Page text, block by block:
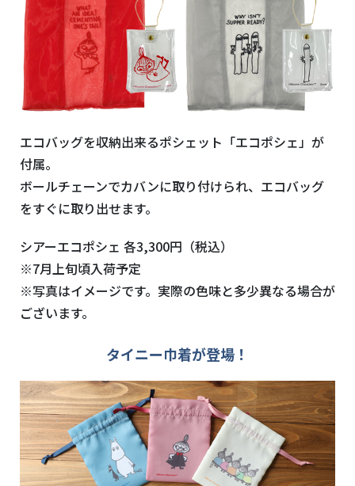
エコバッグを収納出来るポシェット「エコポシェ」が
付属。
ボールチェーンでカバンに取り付けられ、エコバッグ
をすぐに取り出せます。
シアーエコポシェ 各3,300円（税込）
※7月上旬頃入荷予定
※写真はイメージです。実際の色味と多少異なる場合が
ございます。
タイニー巾着が登場！